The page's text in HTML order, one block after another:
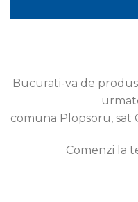
Bucurati-va de
comuna Plopsoru, sat
Comenzi la